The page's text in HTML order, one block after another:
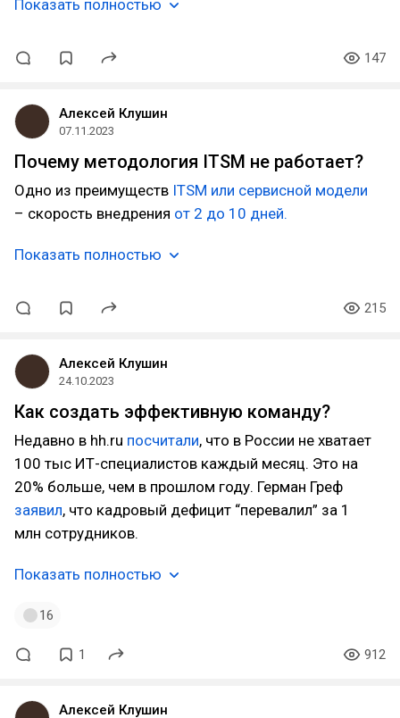
Показать полностью
147
Алексей Клушин
07.11.2023
Почему методология ITSM не работает?
Одно из преимуществ ITSM или сервисной модели
– скорость внедрения от 2 до 10 дней.
Показать полностью
215
Алексей Клушин
24.10.2023
Как создать эффективную команду?
Недавно в hh.ru посчитали, что в России не хватает
100 тыс ИТ-специалистов каждый месяц. Это на
20% больше, чем в прошлом году. Герман Греф
заявил, что кадровый дефицит “перевалил” за 1
млн сотрудников.
Показать полностью
16
1 912
Алексей Клушин